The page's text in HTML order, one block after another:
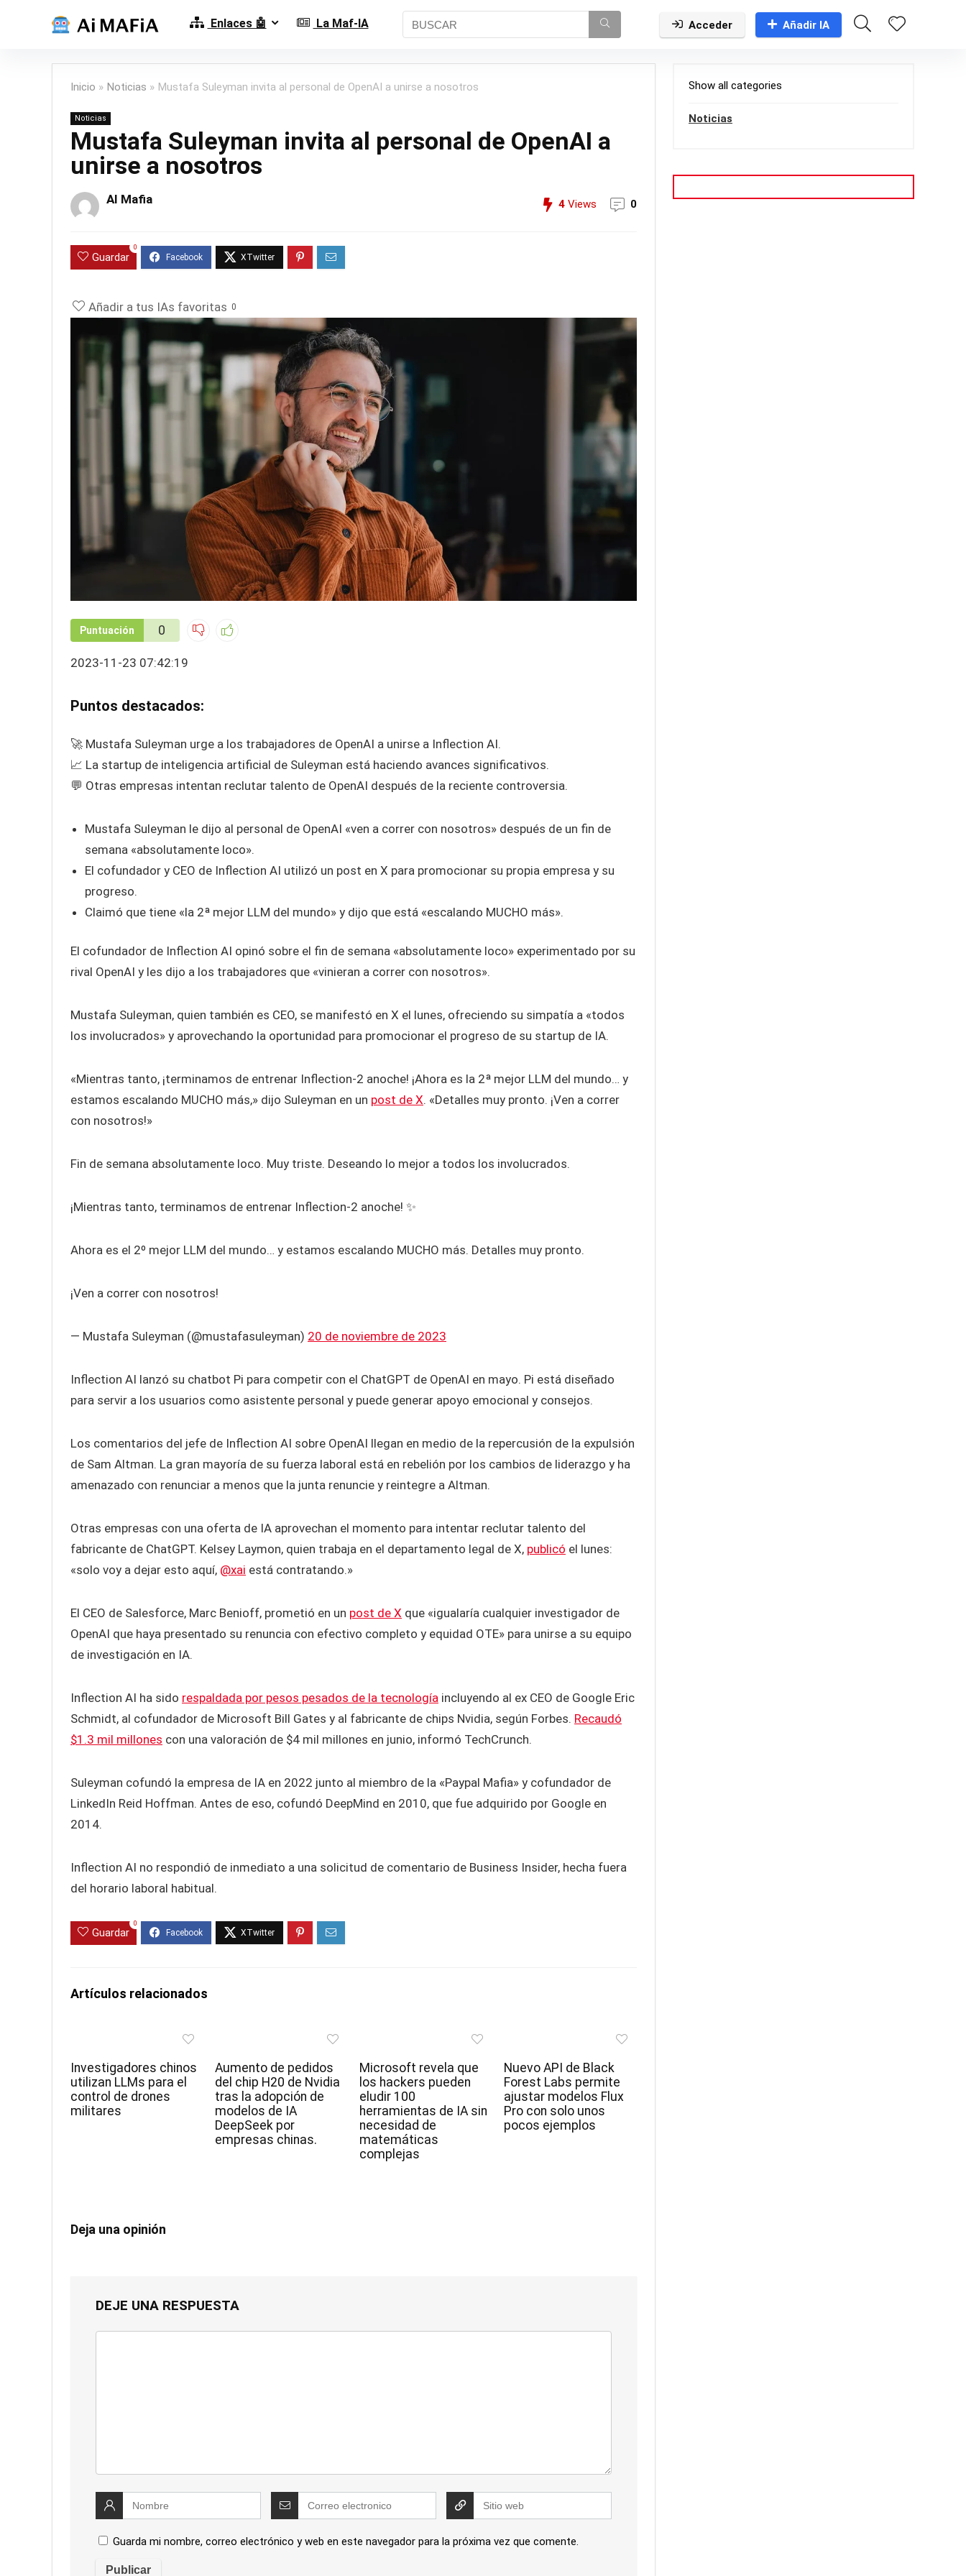
Enlaces 🤖 La Maf-IA Acceder Añadir IA
Inicio » Noticias » Mustafa Suleyman invita al personal de OpenAI a unirse a nosotros
Noticias
Mustafa Suleyman invita al personal de OpenAI a
unirse a nosotros
AI Mafia 4 Views 0
Guardar
0
Añadir a tus IAs favoritas 0
Puntuación 0
2023-11-23 07:42:19
Puntos destacados:
🚀 Mustafa Suleyman urge a los trabajadores de OpenAI a unirse a Inflection AI.
📈 La startup de inteligencia artificial de Suleyman está haciendo avances significativos.
💬 Otras empresas intentan reclutar talento de OpenAI después de la reciente controversia.
Mustafa Suleyman le dijo al personal de OpenAI «ven a correr con nosotros» después de un fin de
semana «absolutamente loco».
El cofundador y CEO de Inflection AI utilizó un post en X para promocionar su propia empresa y su
progreso.
Claimó que tiene «la 2ª mejor LLM del mundo» y dijo que está «escalando MUCHO más».
El cofundador de Inflection AI opinó sobre el fin de semana «absolutamente loco» experimentado por su
rival OpenAI y les dijo a los trabajadores que «vinieran a correr con nosotros».
Mustafa Suleyman, quien también es CEO, se manifestó en X el lunes, ofreciendo su simpatía a «todos
los involucrados» y aprovechando la oportunidad para promocionar el progreso de su startup de IA.
«Mientras tanto, ¡terminamos de entrenar Inflection-2 anoche! ¡Ahora es la 2ª mejor LLM del mundo… y
estamos escalando MUCHO más,» dijo Suleyman en un post de X. «Detalles muy pronto. ¡Ven a correr
con nosotros!»
Fin de semana absolutamente loco. Muy triste. Deseando lo mejor a todos los involucrados.
¡Mientras tanto, terminamos de entrenar Inflection-2 anoche! ✨
Ahora es el 2º mejor LLM del mundo… y estamos escalando MUCHO más. Detalles muy pronto.
¡Ven a correr con nosotros!
— Mustafa Suleyman (@mustafasuleyman) 20 de noviembre de 2023
Inflection AI lanzó su chatbot Pi para competir con el ChatGPT de OpenAI en mayo. Pi está diseñado
para servir a los usuarios como asistente personal y puede generar apoyo emocional y consejos.
Los comentarios del jefe de Inflection AI sobre OpenAI llegan en medio de la repercusión de la expulsión
de Sam Altman. La gran mayoría de su fuerza laboral está en rebelión por los cambios de liderazgo y ha
amenazado con renunciar a menos que la junta renuncie y reintegre a Altman.
Otras empresas con una oferta de IA aprovechan el momento para intentar reclutar talento del
fabricante de ChatGPT. Kelsey Laymon, quien trabaja en el departamento legal de X, publicó el lunes:
«solo voy a dejar esto aquí, @xai está contratando.»
El CEO de Salesforce, Marc Benioff, prometió en un post de X que «igualaría cualquier investigador de
OpenAI que haya presentado su renuncia con efectivo completo y equidad OTE» para unirse a su equipo
de investigación en IA.
Inflection AI ha sido respaldada por pesos pesados de la tecnología incluyendo al ex CEO de Google Eric
Schmidt, al cofundador de Microsoft Bill Gates y al fabricante de chips Nvidia, según Forbes. Recaudó
$1.3 mil millones con una valoración de $4 mil millones en junio, informó TechCrunch.
Suleyman cofundó la empresa de IA en 2022 junto al miembro de la «Paypal Mafia» y cofundador de
LinkedIn Reid Hoffman. Antes de eso, cofundó DeepMind en 2010, que fue adquirido por Google en
2014.
Inflection AI no respondió de inmediato a una solicitud de comentario de Business Insider, hecha fuera
del horario laboral habitual.
Guardar
0
Artículos relacionados
Investigadores chinos
utilizan LLMs para el
control de drones
militares
Aumento de pedidos
del chip H20 de Nvidia
tras la adopción de
modelos de IA
DeepSeek por
empresas chinas.
Microsoft revela que
los hackers pueden
eludir 100
herramientas de IA sin
necesidad de
matemáticas
complejas
Nuevo API de Black
Forest Labs permite
ajustar modelos Flux
Pro con solo unos
pocos ejemplos
Deja una opinión
DEJE UNA RESPUESTA
Guarda mi nombre, correo electrónico y web en este navegador para la próxima vez que comente.
Show all categories
Noticias